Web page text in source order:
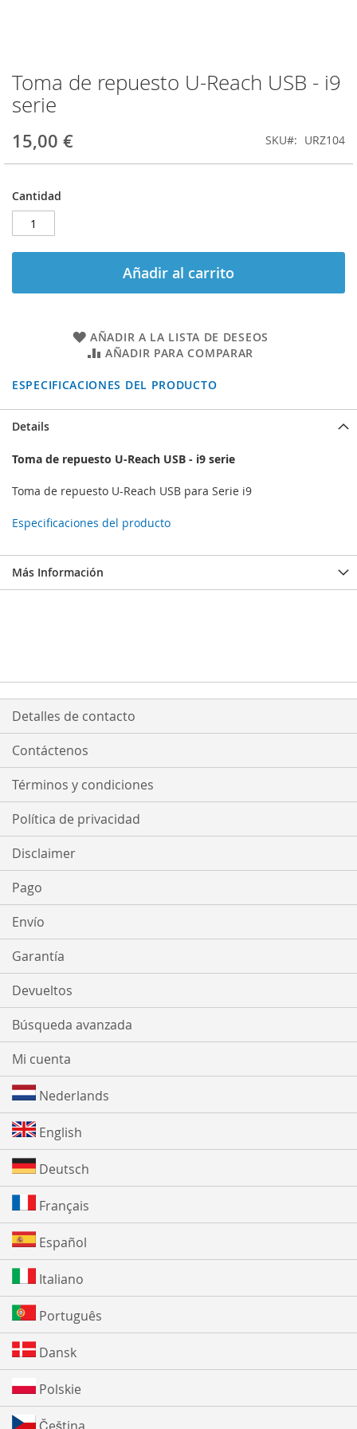
Toma de repuesto U-Reach USB - i9
serie
15,00 € SKU URZ104
Cantidad
Añadir al carrito
AÑADIR A LA LISTA DE DESEOS
AÑADIR PARA COMPARAR
ESPECIFICACIONES DEL PRODUCTO
Saltar
al
comienzo
la
imágenes
Details
Toma de repuesto U-Reach USB - i9 serie
Toma de repuesto U-Reach USB para Serie i9
Especificaciones del producto
Más Información
Detalles de contacto
Contáctenos
Términos y condiciones
Política de privacidad
Disclaimer
Pago
Envío
Garantía
Devueltos
Búsqueda avanzada
Mi cuenta
Nederlands
English
Deutsch
Français
Español
Italiano
Português
Dansk
Polskie